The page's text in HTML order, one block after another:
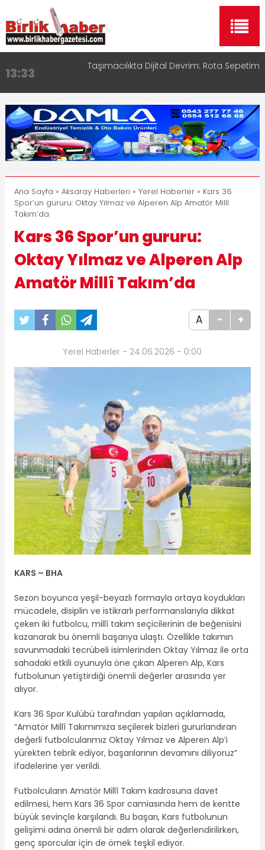
17:15
Aksaray OSB Bölge Müdürü Makam Koltuğunu
16:00
Aksaray Esnaf Rehberi ile Google ve Yapay Zeka
Aramalarında Öne Çıkın
8:23 Aksaray Esnaf Rehberi Hizmete Girdi
11:30
Birlikhaber.com Yayın Hayatına Başladı | Hızlı ve
Akıllı Haber Platformu
13:33 Taşımacılıkta Dijital Devrim: Rota Sepetim
Ana Sayfa » Aksaray Haberleri » Yerel Haberler» Kars 36
Spor’un gururu: Oktay Yılmaz ve Alperen Alp Amatör Millî
Takım’da
Kars 36 Spor’un gururu:
Oktay Yılmaz ve Alperen Alp
Amatör Millî Takım’da
A - +
Yerel Haberler - 24.06.2026 - 0:00
KARS – BHA
Sezon boyunca yeşil-beyazlı formayla ortaya koydukları
mücadele, disiplin ve istikrarlı performanslarıyla dikkat
çeken iki futbolcu, millî takım seçicilerinin de beğenisini
kazanarak bu önemli başarıya ulaştı. Özellikle takımın
savunmadaki tecrübeli isimlerinden Oktay Yılmaz ile orta
sahadaki etkili oyunuyla öne çıkan Alperen Alp, Kars
futbolunun yetiştirdiği önemli değerler arasında yer
alıyor.
Kars 36 Spor Kulübü tarafından yapılan açıklamada,
“Amatör Millî Takımımıza seçilerek bizleri gururlandıran
değerli futbolcularımız Oktay Yılmaz ve Alperen Alp’i
yürekten tebrik ediyor, başarılarının devamını diliyoruz”
ifadelerine yer verildi.
Futbolcuların Amatör Millî Takım kadrosuna davet
edilmesi, hem Kars 36 Spor camiasında hem de kentte
büyük sevinçle karşılandı. Bu başarı, Kars futbolunun
gelişimi adına önemli bir adım olarak değerlendirilirken,
genç sporcular için de örnek teşkil ediyor.